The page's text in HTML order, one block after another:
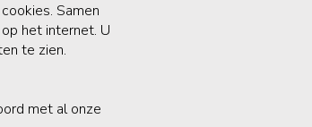
Samen
het internet. U
te zien.
met al onze